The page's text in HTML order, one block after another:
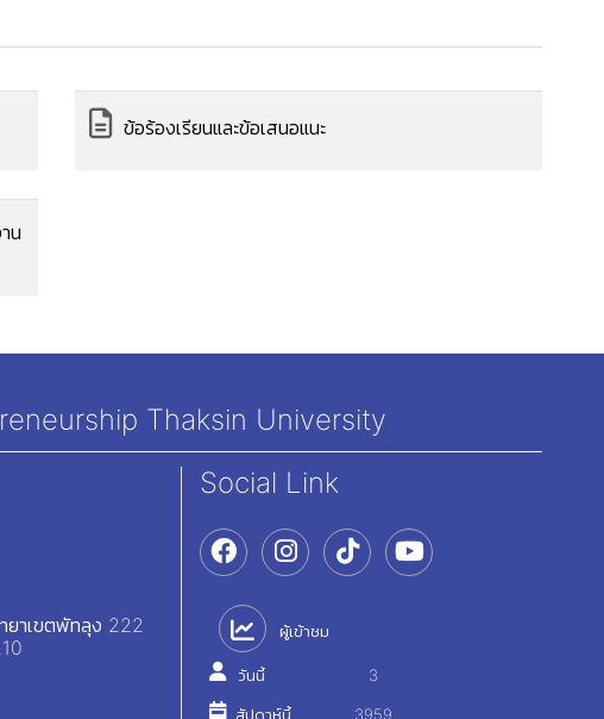
ข้อร้องเรียนและข้อเสนอแนะ
น
Thaksin University
ยาเขตพัทลุง 222
Social Link
ผู้เข้าชม
วันนี้ 3
สัปดาห์นี้ 3959